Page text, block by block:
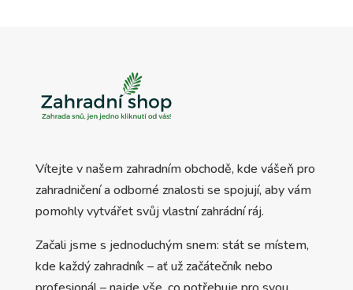
Vítejte v našem zahradním obchodě, kde vášeň pro
zahradničení a odborné znalosti se spojují, aby vám
pomohly vytvářet svůj vlastní zahrádní ráj.
Začali jsme s jednoduchým snem: stát se místem,
kde každý zahradník – ať už začátečník nebo